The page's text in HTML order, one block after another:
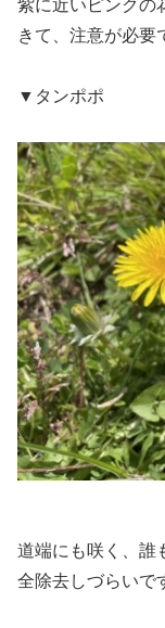
紫に近いピンクの
きて、注意が必要
▼タンポポ
道端にも咲く、誰
全除去しづらいで